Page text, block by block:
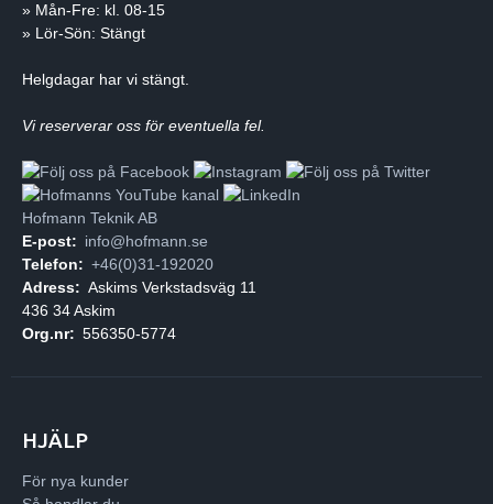
» Mån-Fre: kl. 08-15
» Lör-Sön: Stängt
Helgdagar har vi stängt.
Vi reserverar oss för eventuella fel.
Hofmann Teknik AB
E-post: info@hofmann.se
Telefon: +46(0)31-192020
Adress: Askims Verkstadsväg 11
436 34 Askim
Org.nr: 556350-5774
HJÄLP
För nya kunder